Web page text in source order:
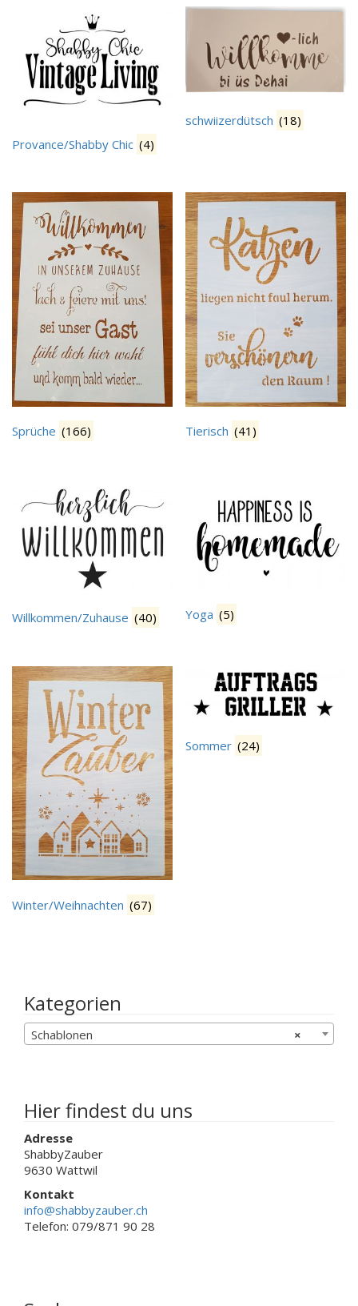
Provance/Shabby Chic (4)
schwiizerdütsch (18)
Sprüche (166) Tierisch (41)
Willkommen/Zuhause (40) Yoga (5)
Winter/Weihnachten (67)
Sommer (24)
Kategorien
×
Schablonen
Hier findest du uns
Adresse
ShabbyZauber
9630 Wattwil
Kontakt
info@shabbyzauber.ch
Telefon: 079/871 90 28